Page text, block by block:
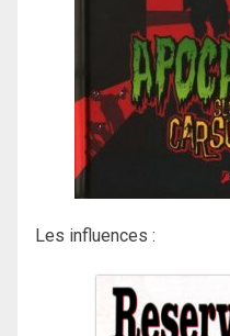
Les influences :